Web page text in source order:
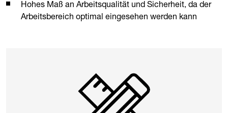
Hohes Maß an Arbeitsqualität und Sicherheit, da der
Arbeitsbereich optimal eingesehen werden kann